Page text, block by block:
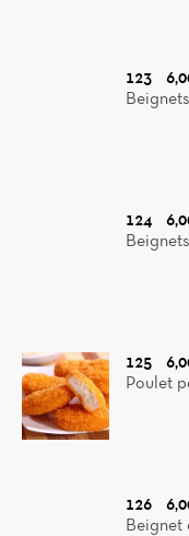
123
124
125
Poulet
126
Beignet